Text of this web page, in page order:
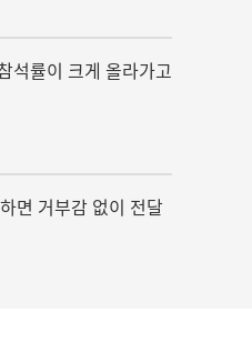
석률이 크게 올라가고
면 거부감 없이 전달